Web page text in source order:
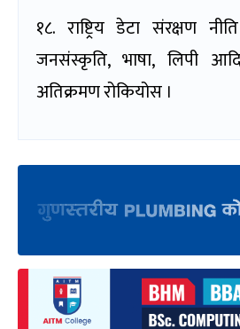
१८. राष्ट्रिय डेटा संरक्षण
जनसंस्कृति, भाषा, लिपी
अतिक्रमण रोकियोस ।